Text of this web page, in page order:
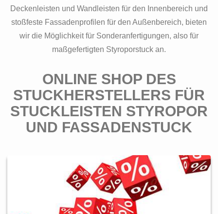
Deckenleisten und Wandleisten für den Innenbereich und
stoßfeste Fassadenprofilen für den Außenbereich, bieten
wir die Möglichkeit für Sonderanfertigungen, also für
maßgefertigten Styroporstuck an.
ONLINE SHOP DES
STUCKHERSTELLERS FÜR
STUCKLEISTEN STYROPOR
UND FASSADENSTUCK